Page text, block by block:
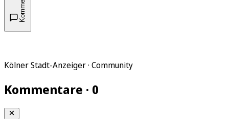
Kölner Stadt-Anzeiger · Community
Kommentare · 0